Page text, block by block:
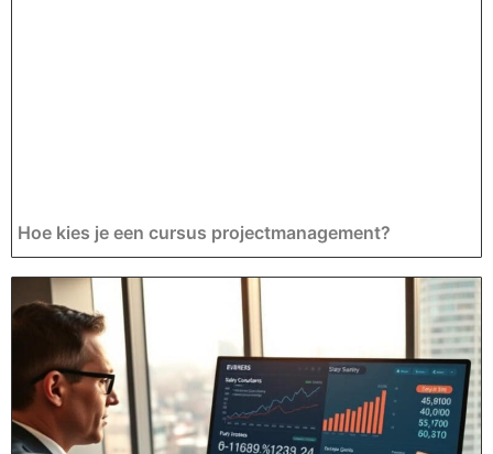
Hoe kies je een cursus projectmanagement?